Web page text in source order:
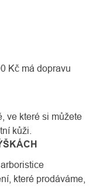
Kč má dopravu
ve které si můžete
kůži.
které prodáváme,